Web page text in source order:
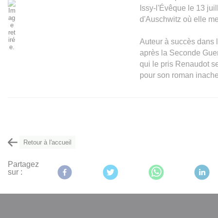
Issy-l'Évêque le 13
d'Auschwitz où elle
Auteur à succès dans
après la Seconde
qui le pris Renaudot
pour son roman
Retour à l'accueil
Partagez
sur :